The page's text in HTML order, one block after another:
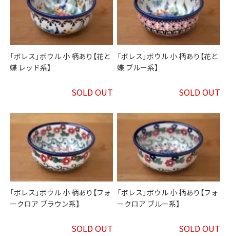
「ボレス」ボウル 小 柄あり【花と
蝶 レッド系】
SOLD OUT
「ボレス」ボウル 小 柄あり【花と
蝶 ブルー系】
SOLD OUT
「ボレス」ボウル 小 柄あり【フォ
ークロア ブラウン系】
SOLD OUT
「ボレス」ボウル 小 柄あり【フォ
ークロア ブルー系】
SOLD OUT